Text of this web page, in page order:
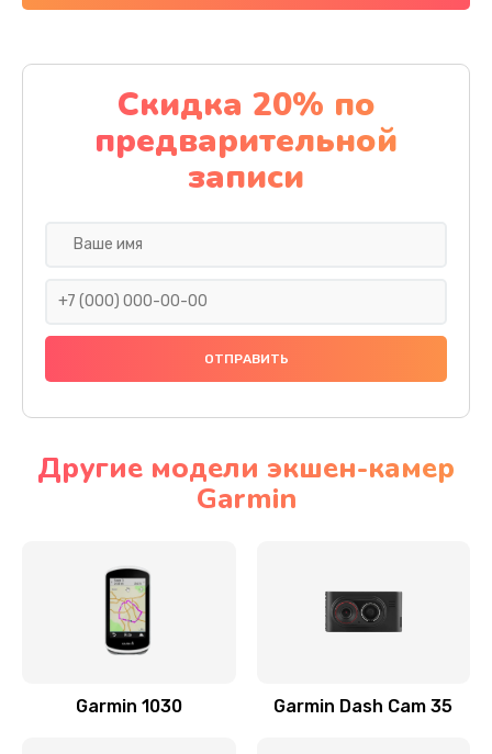
Заказать
Замена конденсатора
500 руб.
Заказать
Замена передней панели
Замена основной платы
Заказать
Скидка 20% по
предварительной
записи
Другие модели экшен-камер
Garmin
Garmin 1030 Garmin Dash Cam 35